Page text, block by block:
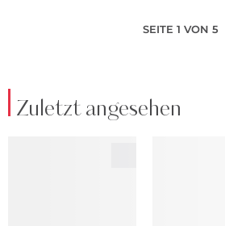
SEITE 1 VON 5
Zuletzt angesehen